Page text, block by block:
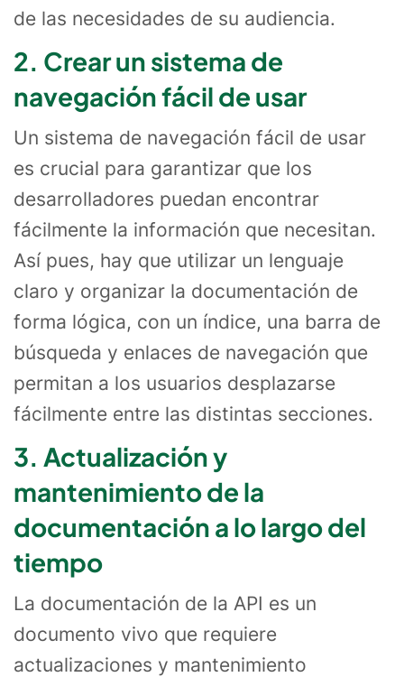
de las necesidades de su audiencia.
2. Crear un sistema de
navegación fácil de usar
Un sistema de navegación fácil de usar
es crucial para garantizar que los
desarrolladores puedan encontrar
fácilmente la información que necesitan.
Así pues, hay que utilizar un lenguaje
claro y organizar la documentación de
forma lógica, con un índice, una barra de
búsqueda y enlaces de navegación que
permitan a los usuarios desplazarse
fácilmente entre las distintas secciones.
3. Actualización y
mantenimiento de la
documentación a lo largo del
tiempo
La documentación de la API es un
documento vivo que requiere
actualizaciones y mantenimiento